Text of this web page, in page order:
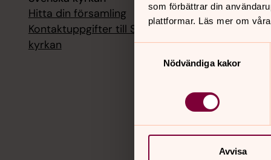
som förbättrar din
plattformar. Läs mer om
Nödvändiga kakor
Avvisa
Hitta din församling
Kontaktuppgifter till Svenska
kyrkan